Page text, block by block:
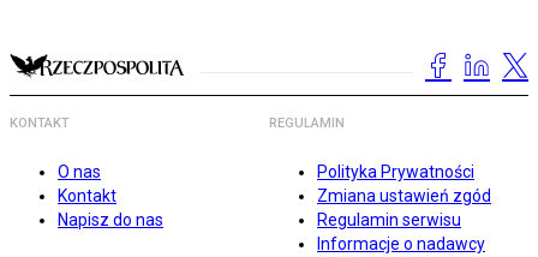
KONTAKT
O nas
Kontakt
Napisz do nas
REGULAMIN
Polityka Prywatności
Zmiana ustawień zgód
Regulamin serwisu
Informacje o nadawcy